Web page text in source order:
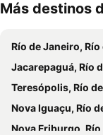
Más destinos
Río de Janeiro, Río de
Jacarepaguá, Río de
Teresópolis, Río de
Nova Iguaçu, Río de
Nova Friburgo, Río de